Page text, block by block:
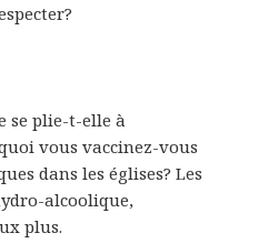
se plie-t-elle à
vous vaccinez-vous
dans les églises? Les
alcoolique,
plus.